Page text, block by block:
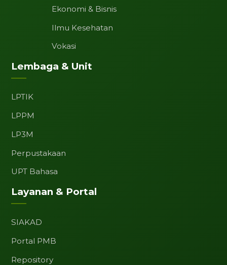
Ekonomi & Bisnis
Ilmu Kesehatan
Vokasi
Lembaga & Unit
LPTIK
LPPM
LP3M
Perpustakaan
UPT Bahasa
Layanan & Portal
SIAKAD
Portal PMB
Repository